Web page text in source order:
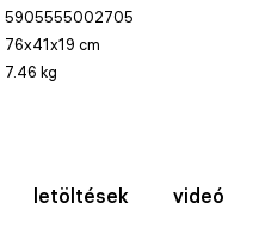
5905555002705
76x41x19 cm
7.46 kg
letöltések videó